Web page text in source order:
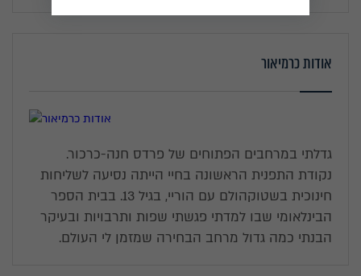
אודות כרמיאור
גדלתי במרחבים הפתוחים של פרדס חנה-כרכור.
נקודת התפנית הראשונה בחיי הייתה נסיעה לשליחות
חינוכית בשטוקהולם עם הוריי, בגיל 13. בבית הספר
הבינלאומי שבו למדתי פגשתי שפות ותרבויות ובעיקר
הבנתי כמה גדול מרחב הבחירה שמזמן לי העולם.